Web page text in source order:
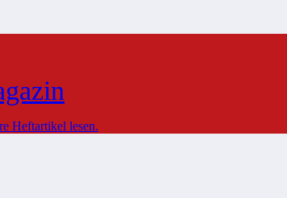
Heftartikel lesen.